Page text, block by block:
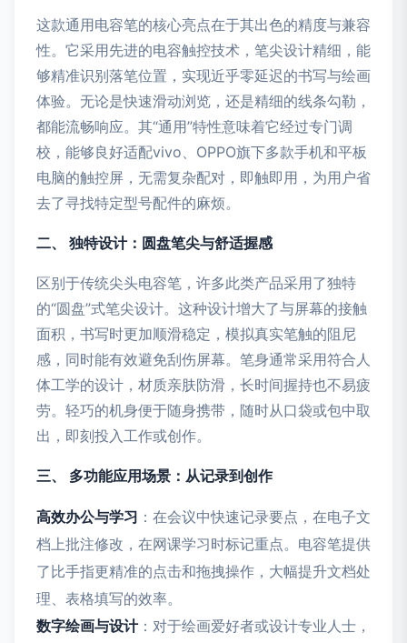
这款通用电容笔的核心亮点在于其出色的精度与兼容
性。它采用先进的电容触控技术，笔尖设计精细，能
够精准识别落笔位置，实现近乎零延迟的书写与绘画
体验。无论是快速滑动浏览，还是精细的线条勾勒，
都能流畅响应。其“通用”特性意味着它经过专门调
校，能够良好适配vivo、OPPO旗下多款手机和平板
电脑的触控屏，无需复杂配对，即触即用，为用户省
去了寻找特定型号配件的麻烦。
二、 独特设计：圆盘笔尖与舒适握感
区别于传统尖头电容笔，许多此类产品采用了独特
的“圆盘”式笔尖设计。这种设计增大了与屏幕的接触
面积，书写时更加顺滑稳定，模拟真实笔触的阻尼
感，同时能有效避免刮伤屏幕。笔身通常采用符合人
体工学的设计，材质亲肤防滑，长时间握持也不易疲
劳。轻巧的机身便于随身携带，随时从口袋或包中取
出，即刻投入工作或创作。
三、 多功能应用场景：从记录到创作
高效办公与学习 ：在会议中快速记录要点，在电子文
档上批注修改，在网课学习时标记重点。电容笔提供
了比手指更精准的点击和拖拽操作，大幅提升文档处
理、表格填写的效率。
数字绘画与设计：对于绘画爱好者或设计专业人士，